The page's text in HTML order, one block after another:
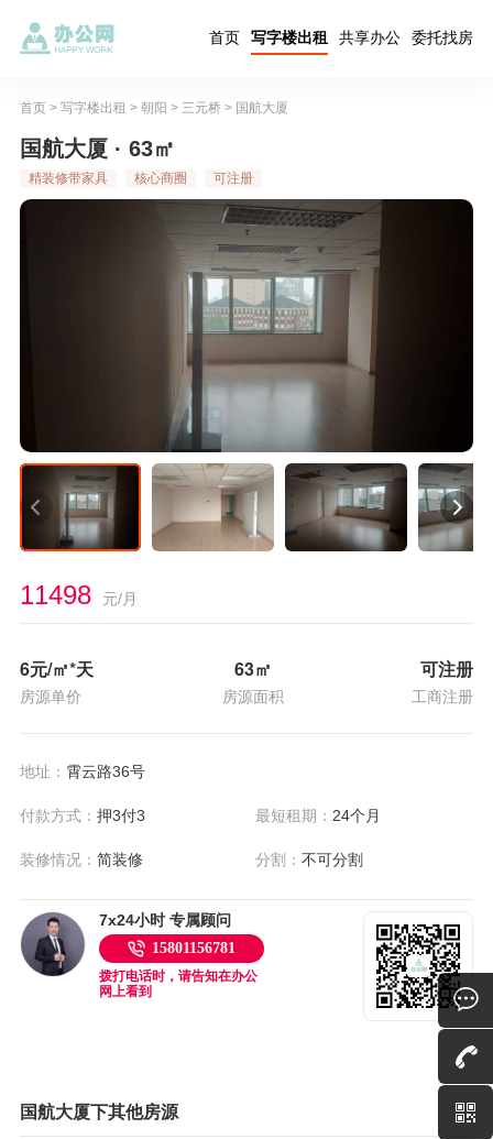
首页 写字楼出租 共享办公 委托找房
首页> 写字楼出租 > 朝阳 > 三元桥 > 国航大厦
国航大厦 · 63㎡
精装修带家具 核心商圈 可注册
11498 元/月
6元/㎡*天
房源单价
63㎡
房源面积
可注册
工商注册
地址： 霄云路36号
付款方式： 押3付3 最短租期： 24个月
装修情况： 简装修 分割：不可分割
7x24小时 专属顾问
15801156781
拨打电话时，请告知在办公
网上看到
国航大厦下其他房源